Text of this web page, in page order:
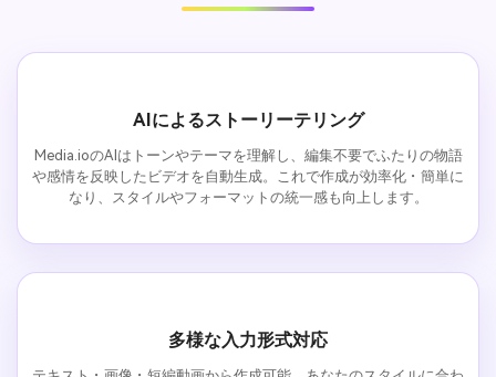
AIによるストーリーテリング
Media.ioのAIはトーンやテーマを理解し、編集不要でふたりの物語
や感情を反映したビデオを自動生成。これで作成が効率化・簡単に
なり、スタイルやフォーマットの統一感も向上します。
多様な入力形式対応